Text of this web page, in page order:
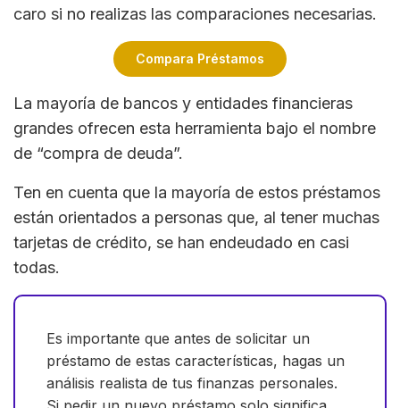
caro si no realizas las comparaciones necesarias.
Compara Préstamos
La mayoría de bancos y entidades financieras
grandes ofrecen esta herramienta bajo el nombre
de “compra de deuda”.
Ten en cuenta que la mayoría de estos préstamos
están orientados a personas que, al tener muchas
tarjetas de crédito, se han endeudado en casi
todas.
Es importante que antes de solicitar un
préstamo de estas características, hagas un
análisis realista de tus finanzas personales.